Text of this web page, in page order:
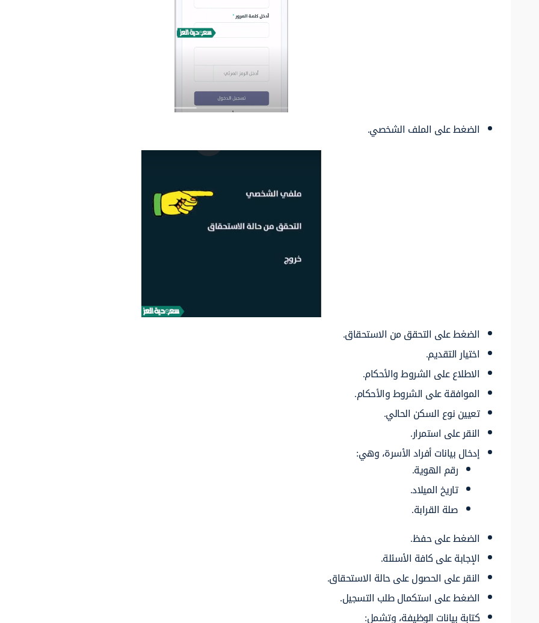
الضغط على الملف الشخصي.
الضغط على التحقق من الاستحقاق.
اختيار التقديم.
الاطلاع على الشروط والأحكام.
الموافقة على الشروط والأحكام.
تعيين نوع السكن الحالي.
النقر على استمرار.
إدخال بيانات أفراد الأسرة، وهي:
رقم الهوية.
تاريخ الميلاد.
صلة القرابة.
الضغط على حفظ.
الإجابة على كافة الأسئلة.
النقر على الحصول على حالة الاستحقاق.
الضغط على استكمال طلب التسجيل.
كتابة بيانات الوظيفة، وتشمل: